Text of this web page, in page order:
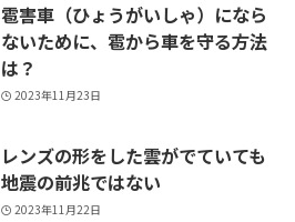
雹害車（ひょうがいしゃ）になら
ないために、雹から車を守る方法
は？
2023年11月23日
レンズの形をした雲がでていても
地震の前兆ではない
2023年11月22日